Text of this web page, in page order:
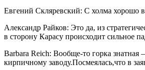
Евгений Скляревский: С холма
Александр Райков: Это да, из
в сторону Карасу происходит сильное
Barbara Reich: Вообще-то горка
кирпичному заводу.Посмеялась,что в